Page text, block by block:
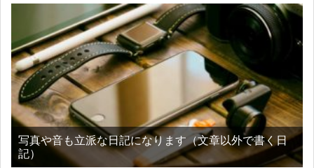
写真や音も立派な日記になります（文章以外で書く日
記）